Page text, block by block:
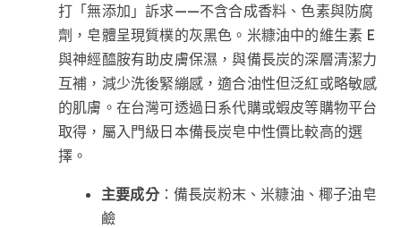
打「無添加」訴求——不含合成香料、色素與防腐
劑，皂體呈現質樸的灰黑色。米糠油中的維生素 E
與神經醯胺有助皮膚保濕，與備長炭的深層清潔力
互補，減少洗後緊繃感，適合油性但泛紅或略敏感
的肌膚。在台灣可透過日系代購或蝦皮等購物平台
取得，屬入門級日本備長炭皂中性價比較高的選
擇。
主要成分：備長炭粉末、米糠油、椰子油皂
鹼